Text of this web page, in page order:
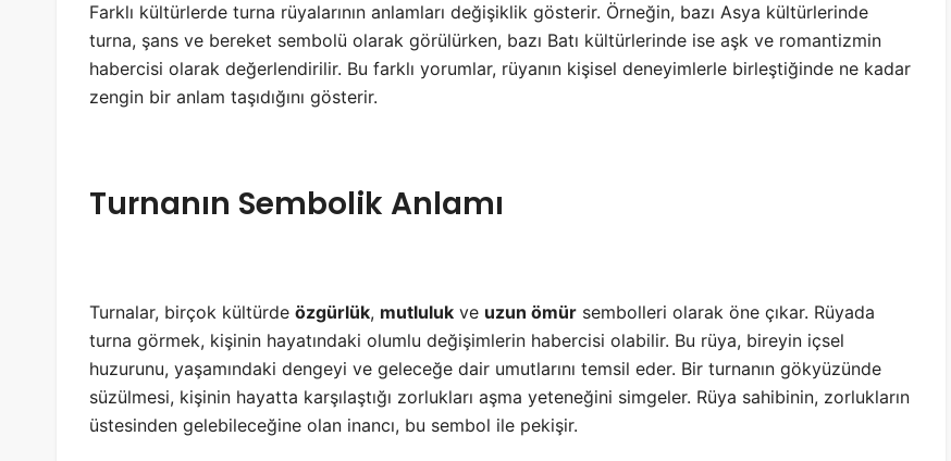
Farklı kültürlerde turna rüyalarının anlamları değişiklik gösterir. Örneğin, bazı Asya kültürlerinde
turna, şans ve bereket sembolü olarak görülürken, bazı Batı kültürlerinde ise aşk ve romantizmin
habercisi olarak değerlendirilir. Bu farklı yorumlar, rüyanın kişisel deneyimlerle birleştiğinde ne kadar
zengin bir anlam taşıdığını gösterir.
Turnanın Sembolik Anlamı
Turnalar, birçok kültürde özgürlük, mutluluk ve uzun ömür sembolleri olarak öne çıkar. Rüyada
turna görmek, kişinin hayatındaki olumlu değişimlerin habercisi olabilir. Bu rüya, bireyin içsel
huzurunu, yaşamındaki dengeyi ve geleceğe dair umutlarını temsil eder. Bir turnanın gökyüzünde
süzülmesi, kişinin hayatta karşılaştığı zorlukları aşma yeteneğini simgeler. Rüya sahibinin, zorlukların
üstesinden gelebileceğine olan inancı, bu sembol ile pekişir.